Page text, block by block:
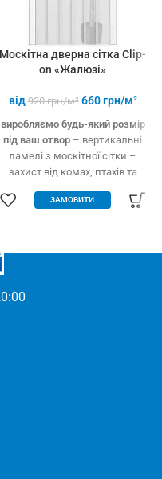
Москітна дверна сітка Clip-
on «Жалюзі»
від 920грн/м² 660грн/м²
виробляємо будь-який розмір
під ваш отвор – вертикальні
ламелі з москітної сітки –
захист від комах, птахів та
пропускає повітря – підходить
метал – елементарно
ЗАМОВИТИ